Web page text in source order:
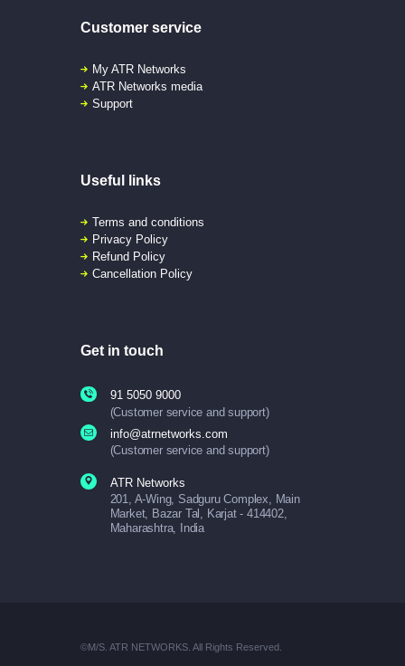
Customer service
My ATR Networks
ATR Networks media
Support
Useful links
Terms and conditions
Privacy Policy
Refund Policy
Cancellation Policy
Get in touch
91 5050 9000
(Customer service and support)
info@atrnetworks.com
(Customer service and support)
ATR Networks
201, A-Wing, Sadguru Complex, Main
Market, Bazar Tal, Karjat - 414402,
Maharashtra, India
©M/S. ATR NETWORKS. All Rights Reserved.